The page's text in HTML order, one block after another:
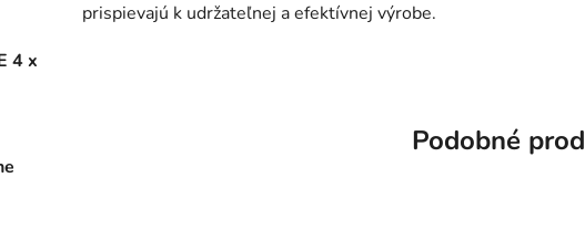
4 x
prispievajú k udržateľnej a efektívnej výrobe.
Podobné